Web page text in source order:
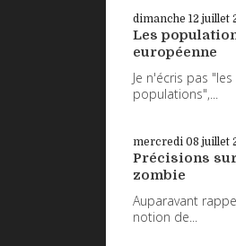
dimanche 12 juillet
Les
européenne
Je n'écris pas
populations",...
mercredi 08 juillet
Précisions
zombie
Auparavant
notion de...